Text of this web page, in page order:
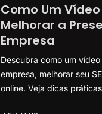
Como Um
Melhorar a
Empresa
Descubra como um
empresa, melhorar seu
online. Veja dicas